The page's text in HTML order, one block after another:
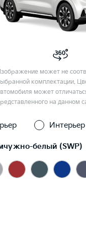
может не
комплектации.
может
на данном
Интерьер
белый (SWP)